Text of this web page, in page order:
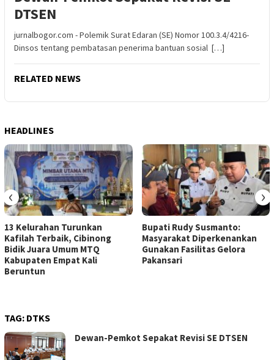
DTSEN
jurnalbogor.com - Polemik Surat Edaran (SE) Nomor 100.3.4/4216-
Dinsos tentang pembatasan penerima bantuan sosial […]
RELATED NEWS
HEADLINES
13 Kelurahan Turunkan
Kafilah Terbaik, Cibinong
Bidik Juara Umum MTQ
Kabupaten Empat Kali
Beruntun
Bupati Rudy Susmanto:
Masyarakat Diperkenankan
Gunakan Fasilitas Gelora
Pakansari
‹ ›
TAG: DTKS
Dewan-Pemkot Sepakat Revisi SE DTSEN